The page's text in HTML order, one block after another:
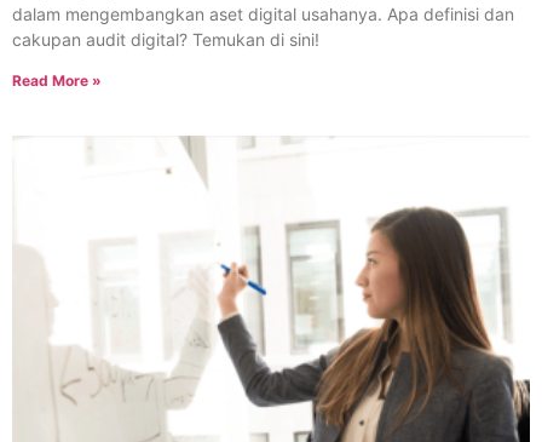
dalam mengembangkan aset digital usahanya. Apa definisi dan
cakupan audit digital? Temukan di sini!
Read More »